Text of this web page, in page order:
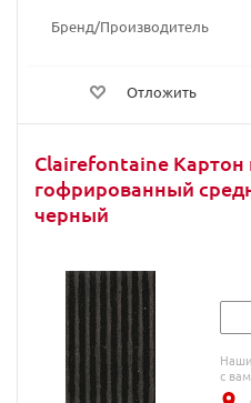
Бренд/Производитель
Отложить
Clairefontaine Картон
гофрированный
черный
с